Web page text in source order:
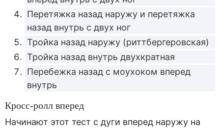
Перетяжка назад наружу и перетяжка
назад внутрь с двух ног
Тройка назад наружу (риттбергеровская)
Тройка назад внутрь двухкратная
Перебежка назад с моухоком вперед
внутрь
Кросс-ролл вперед
Начинают этот тест с дуги вперед наружу на